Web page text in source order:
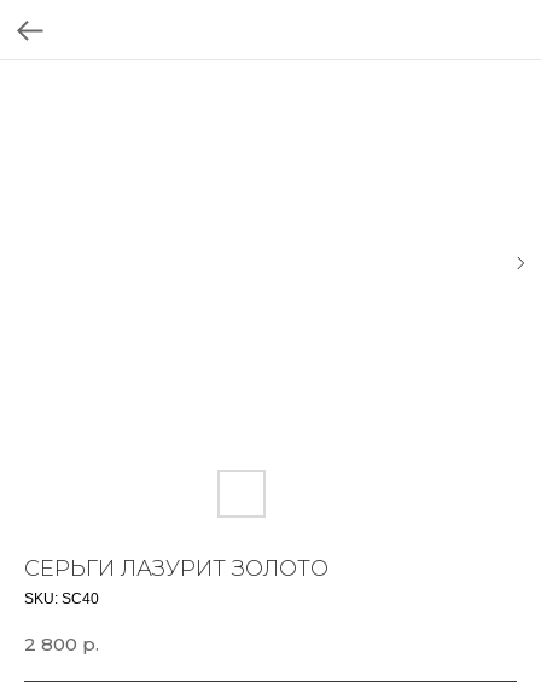
СЕРЬГИ ЛАЗУРИТ ЗОЛОТО
SKU: SC40
2 800 р.